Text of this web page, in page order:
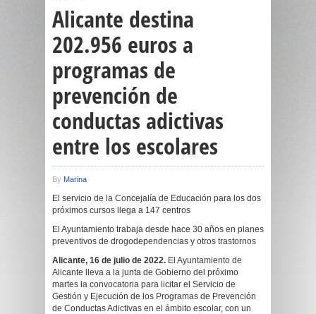
Alicante destina
202.956 euros a
programas de
prevención de
conductas adictivas
entre los escolares
By Marina
El servicio de la Concejalía de Educación para los dos
próximos cursos llega a 147 centros
El Ayuntamiento trabaja desde hace 30 años en planes
preventivos de drogodependencias y otros trastornos
Alicante, 16 de julio de 2022. El Ayuntamiento de
Alicante lleva a la junta de Gobierno del próximo
martes la convocatoria para licitar el Servicio de
Gestión y Ejecución de los Programas de Prevención
de Conductas Adictivas en el ámbito escolar, con un